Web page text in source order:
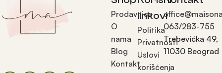
Prodavnica
O
nama
Blog
Kontakt
linkovi
Politika
Privatnosti
Uslovi
korišćenja
063/283-755
Trebevićka 49,
11030 Beograd